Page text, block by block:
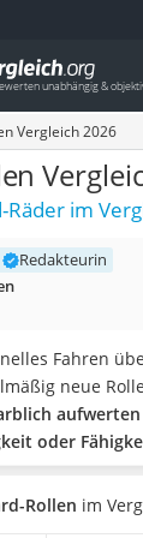
Kategorie
Vergleich 2026
im
Redakteurin
Fahren
neue
aufwerten
oder
für Sie die
Rollen im